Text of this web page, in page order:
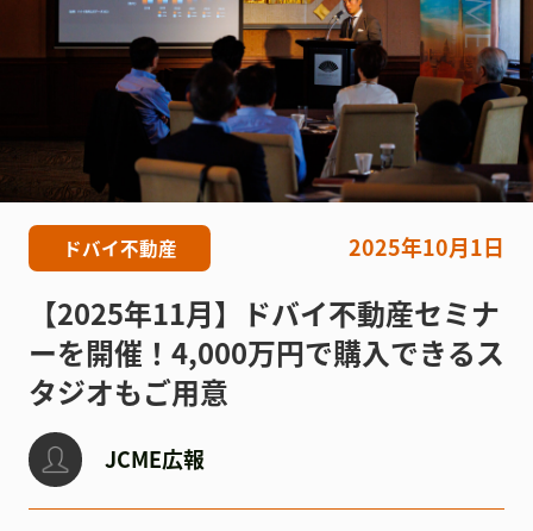
ドバイ不動産 2025年10月1日
【2025年11月】ドバイ不動産セミナ
ーを開催！4,000万円で購入できるス
タジオもご用意
JCME広報